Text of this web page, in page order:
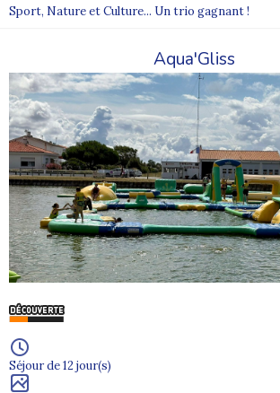
Sport, Nature et Culture... Un trio gagnant !
Aqua'Gliss
Séjour de 12 jour(s)